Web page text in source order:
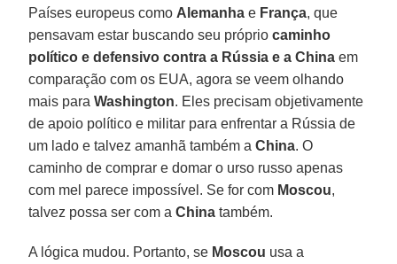
Países europeus como Alemanha e França, que
pensavam estar buscando seu própriocaminho
político e defensivo contra a Rússia e a China em
comparação com os EUA, agora se veem olhando
mais paraWashington. Eles precisam objetivamente
de apoio político e militar para enfrentar a Rússia de
um lado e talvez amanhã também aChina. O
caminho de comprar e domar o urso russo apenas
com mel parece impossível. Se for com Moscou,
talvez possa ser com aChina também.
A lógica mudou. Portanto, se Moscou usa a